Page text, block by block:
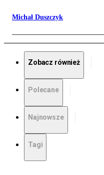
Michał Duszczyk
Zobacz również
Polecane
Najnowsze
Tagi